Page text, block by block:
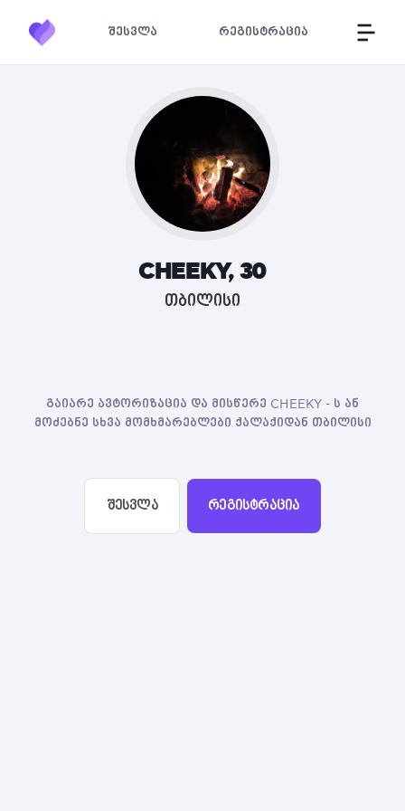
შესვლა რეგისტრაცია
CHEEKY, 30
თბილისი
გაიარე ავტორიზაცია და მისწერე CHEEKY - ს ან
მოძებნე სხვა მომხმარებლები ქალაქიდან თბილისი
შესვლა რეგისტრაცია